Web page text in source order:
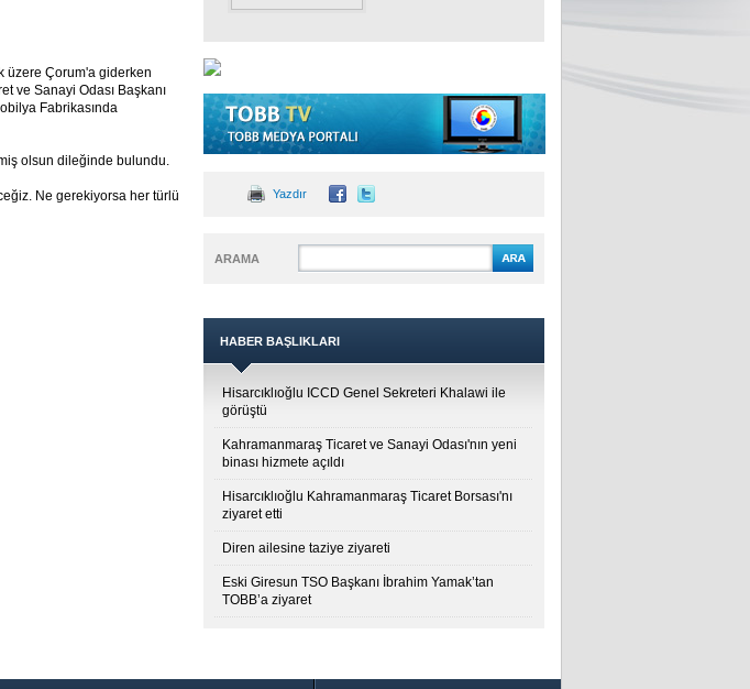
üzere Çorum'a giderken
ve Sanayi Odası Başkanı
Fabrikasında
olsun dileğinde bulundu.
Ne gerekiyorsa her türlü
Yazdır
ARAMA
HABER BAŞLIKLARI
Hisarcıklıoğlu ICCD Genel Sekreteri Khalawi ile
görüştü
Kahramanmaraş Ticaret ve Sanayi Odası'nın yeni
binası hizmete açıldı
Hisarcıklıoğlu Kahramanmaraş Ticaret Borsası'nı
ziyaret etti
Diren ailesine taziye ziyareti
Eski Giresun TSO Başkanı İbrahim Yamak’tan
TOBB’a ziyaret